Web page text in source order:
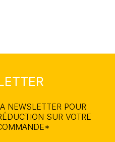
NEWSLETTER POUR
SUR VOTRE